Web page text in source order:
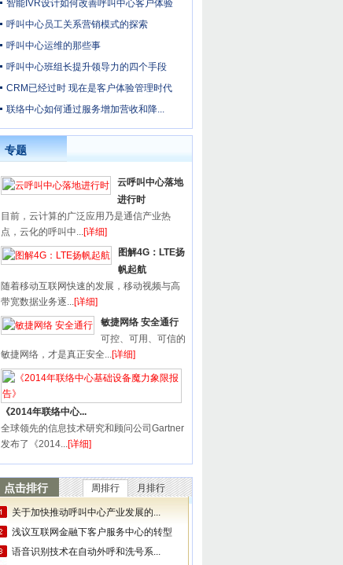
智能IVR设计如何改善呼叫中心客户体验
呼叫中心员工关系营销模式的探索
呼叫中心运维的那些事
呼叫中心班组长提升领导力的四个手段
CRM已经过时 现在是客户体验管理时代
联络中心如何通过服务增加营收和降...
专题
云呼叫中心落地
进行时
目前，云计算的广泛应用乃是通信产业热
点，云化的呼叫中...[详细]
图解4G：LTE扬
帆起航
随着移动互联网快速的发展，移动视频与高
带宽数据业务逐...[详细]
敏捷网络 安全通行
可控、可用、可信的
敏捷网络，才是真正安全...[详细]
《2014年联络中心...
全球领先的信息技术研究和顾问公司Gartner
发布了《2014...[详细]
点击排行 周排行 月排行
关于加快推动呼叫中心产业发展的...
浅议互联网金融下客户服务中心的转型
语音识别技术在自动外呼和洗号系...